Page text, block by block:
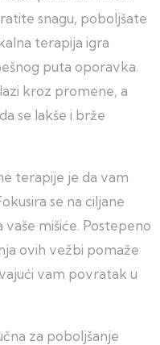
snagu, poboljšate
terapija igra
puta oporavka.
kroz promene, a
se lakše i brže
terapije je da vam
se na ciljane
mišiće. Postepeno
ovih vežbi pomaže
vam povratak u
za poboljšanje